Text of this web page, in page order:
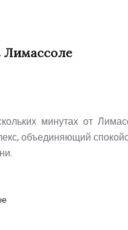
Лимассоле
минутах от
объединяющий